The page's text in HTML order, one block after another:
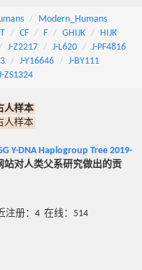
Modern_Humans
CF F GHIJK
HIJK
J-Z2217 J-L620
J-PF4816
J-Y16646
J-BY111
ZS1324
人样本
人样本
Y-DNA Haplogroup Tree 2019-
站对人类父系研究做出的贡
注册：4 在线：514